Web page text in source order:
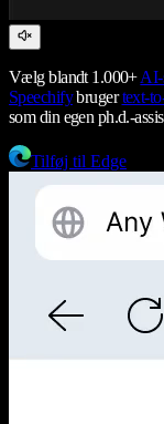
Vælg blandt 1.000+AI-
Speechifybrugertext-
som din egen ph.d.-
Tilføj til Edge